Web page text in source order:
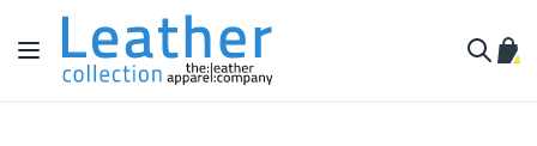
Ir al contenido
Toggle Nav
Mi